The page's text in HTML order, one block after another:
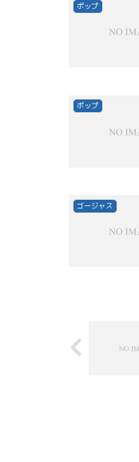
ポップ
ポップ
ゴージャス